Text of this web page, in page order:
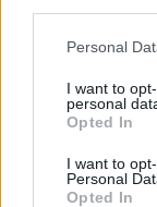
Personal
I want to
personal
Opted In
I want to
Personal
Opted In
Corrections &
Dire «merci»